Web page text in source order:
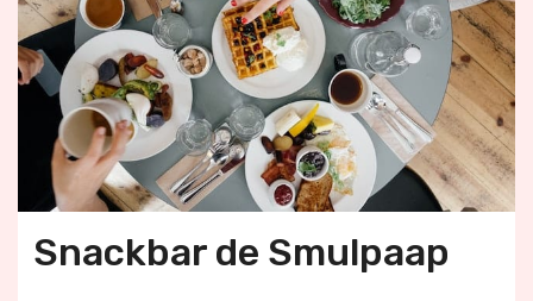
Snackbar de Smulpaap